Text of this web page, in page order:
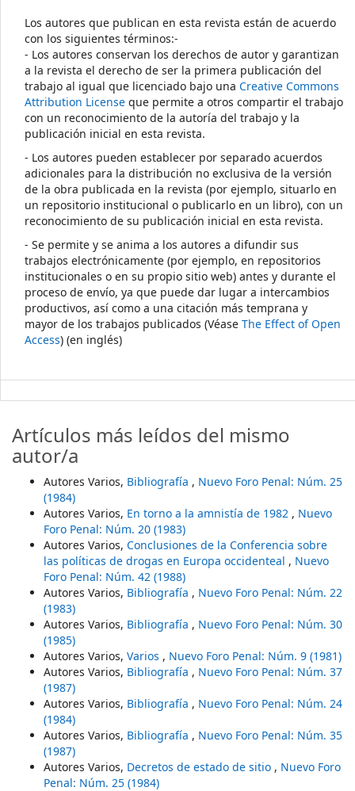
Los autores que publican en esta revista están de acuerdo
con los siguientes términos:-
- Los autores conservan los derechos de autor y garantizan
a la revista el derecho de ser la primera publicación del
trabajo al igual que licenciado bajo una Creative Commons
Attribution License que permite a otros compartir el trabajo
con un reconocimiento de la autoría del trabajo y la
publicación inicial en esta revista.
- Los autores pueden establecer por separado acuerdos
adicionales para la distribución no exclusiva de la versión
de la obra publicada en la revista (por ejemplo, situarlo en
un repositorio institucional o publicarlo en un libro), con un
reconocimiento de su publicación inicial en esta revista.
- Se permite y se anima a los autores a difundir sus
trabajos electrónicamente (por ejemplo, en repositorios
institucionales o en su propio sitio web) antes y durante el
proceso de envío, ya que puede dar lugar a intercambios
productivos, así como a una citación más temprana y
mayor de los trabajos publicados (Véase The Effect of Open
Access) (en inglés)
Artículos más leídos del mismo
autor/a
Autores Varios, Bibliografía , Nuevo Foro Penal: Núm. 25
(1984)
Autores Varios, En torno a la amnistía de 1982 , Nuevo
Foro Penal: Núm. 20 (1983)
Autores Varios, Conclusiones de la Conferencia sobre
las políticas de drogas en Europa occidenteal , Nuevo
Foro Penal: Núm. 42 (1988)
Autores Varios, Bibliografía , Nuevo Foro Penal: Núm. 22
(1983)
Autores Varios, Bibliografía , Nuevo Foro Penal: Núm. 30
(1985)
Autores Varios, Varios , Nuevo Foro Penal: Núm. 9 (1981)
Autores Varios, Bibliografía , Nuevo Foro Penal: Núm. 37
(1987)
Autores Varios, Bibliografía , Nuevo Foro Penal: Núm. 24
(1984)
Autores Varios, Bibliografía , Nuevo Foro Penal: Núm. 35
(1987)
Autores Varios, Decretos de estado de sitio , Nuevo Foro
Penal: Núm. 25 (1984)